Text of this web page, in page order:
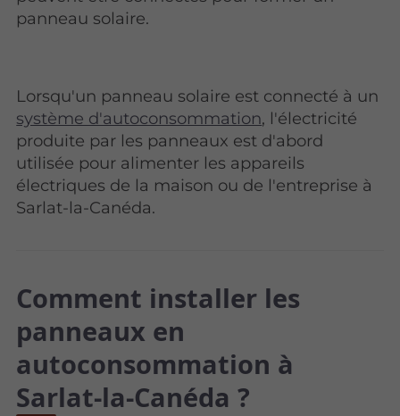
panneau solaire.
Lorsqu'un panneau solaire est connecté à un
système d'autoconsommation, l'électricité
produite par les panneaux est d'abord
utilisée pour alimenter les appareils
électriques de la maison ou de l'entreprise à
Sarlat-la-Canéda.
Comment installer les
panneaux en
autoconsommation à
Sarlat-la-Canéda ?